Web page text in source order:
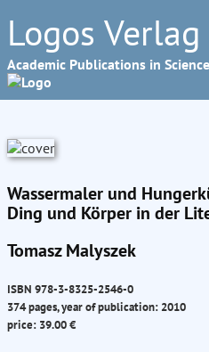
Logos
Academic Publications in
Wassermaler und
Ding und Körper in der
Tomasz Malyszek
ISBN 978-3-8325-2546-0
374 pages, year of publication: 2010
price: 39.00 €